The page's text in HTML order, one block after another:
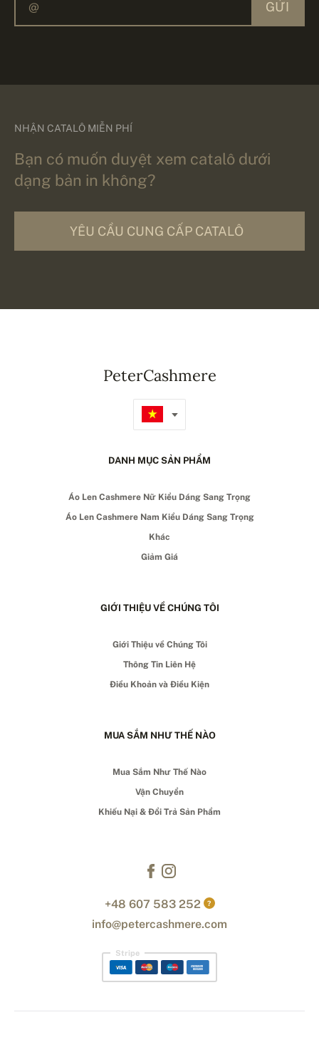
GỬI
NHẬN CATALÔ MIỄN PHÍ
Bạn có muốn duyệt xem catalô dưới
dạng bản in không?
YÊU CẦU CUNG CẤP CATALÔ
PeterCashmere
DANH MỤC SẢN PHẨM
Áo Len Cashmere Nữ Kiểu Dáng Sang Trọng
Áo Len Cashmere Nam Kiểu Dáng Sang Trọng
Khác
Giảm Giá
GIỚI THIỆU VỀ CHÚNG TÔI
Giới Thiệu về Chúng Tôi
Thông Tin Liên Hệ
Điều Khoản và Điều Kiện
MUA SẮM NHƯ THẾ NÀO
Mua Sắm Như Thế Nào
Vận Chuyển
Khiếu Nại & Đổi Trả Sản Phẩm
+48 607 583 252 ?
info@petercashmere.com
Stripe